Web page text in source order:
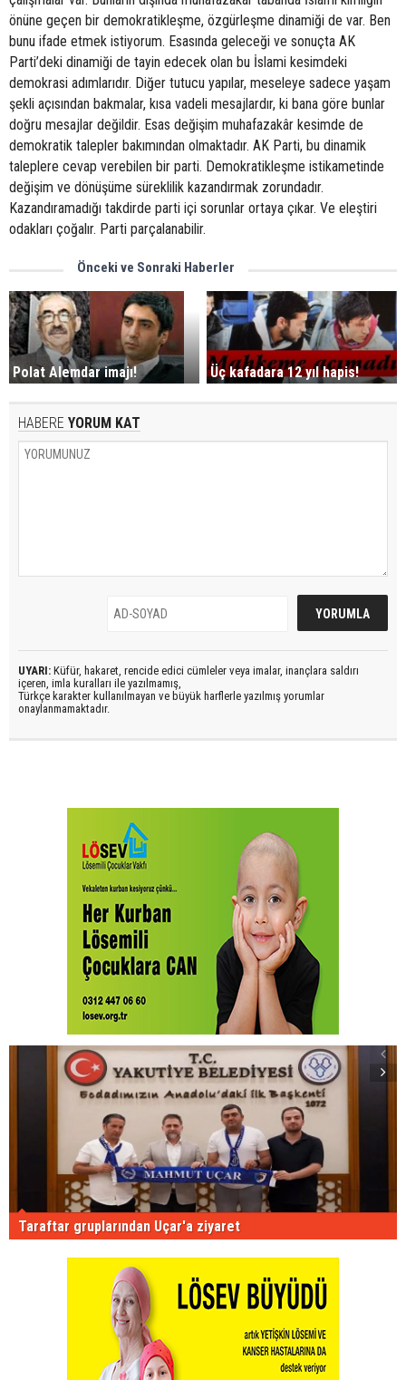
Önceki ve Sonraki Haberler
Polat Alemdar imajı! Üç kafadara 12 yıl hapis!
HABERE YORUM KAT
UYARI: Küfür, hakaret, rencide edici cümleler veya imalar, inançlara saldırı
içeren, imla kuralları ile yazılmamış,
Türkçe karakter kullanılmayan ve büyük harflerle yazılmış yorumlar
onaylanmamaktadır.
Taraftar gruplarından Uçar'a ziyaret